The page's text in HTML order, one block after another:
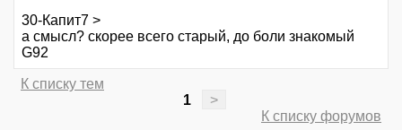
30-Капит7 >
а смысл? скорее всего старый, до боли знакомый
G92
К списку тем
1
>
К списку форумов